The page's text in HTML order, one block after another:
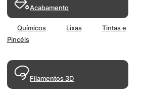
Acabamento
Químicos Lixas
Tintas e
Pincéis
Filamentos 3D